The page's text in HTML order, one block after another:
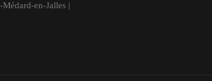
en-Jalles |